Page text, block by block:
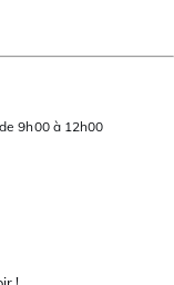
9h00 à 12h00